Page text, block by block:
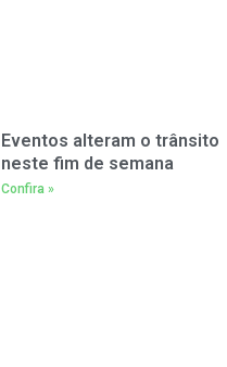
Eventos alteram o trânsito
neste fim de semana
Confira »